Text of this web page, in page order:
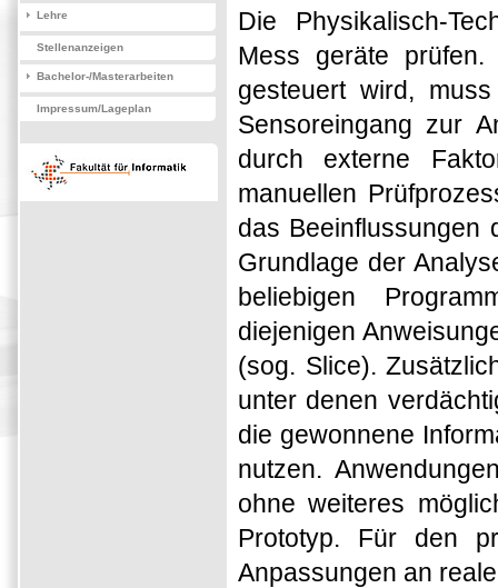
Lehre
Stellenanzeigen
Bachelor-/Masterarbeiten
Impressum/Lageplan
Die Physikalisch-
Mess geräte
gesteuert wird,
Sensoreingang zur
durch externe
manuellen
das Beeinflussungen
Grundlage der
beliebigen
diejenigen
(sog. Slice).
unter denen
die gewonnene
nutzen.
ohne weiteres
Prototyp. Für den
Anpassungen an